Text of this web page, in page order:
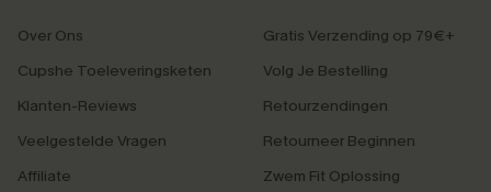
Over Ons
Cupshe Toeleveringsketen
Klanten-Reviews
Veelgestelde Vragen
Affiliate
Gratis Verzending op 79€+
Volg Je Bestelling
Retourzendingen
Retourneer Beginnen
Zwem Fit Oplossing